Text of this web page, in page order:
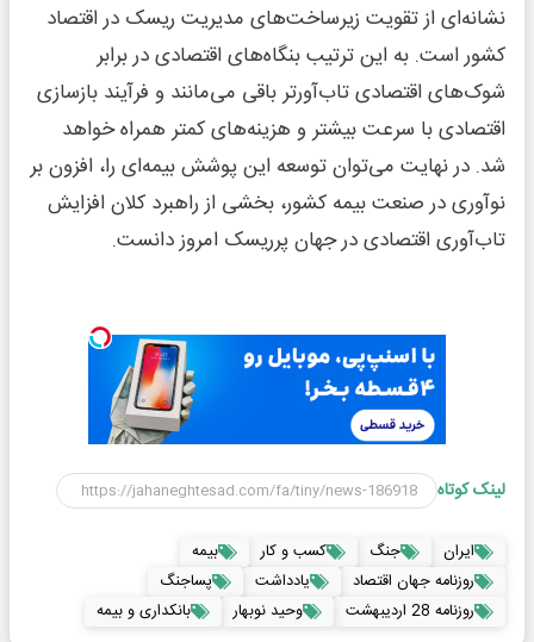
نشانه‌ای از تقویت زیرساخت‌های مدیریت ریسک در اقتصاد
کشور است. به این ترتیب بنگاه‌های اقتصادی در برابر
شوک‌های اقتصادی تاب‌آورتر باقی می‌مانند و فرآیند بازسازی
اقتصادی با سرعت بیشتر و هزینه‌های کمتر همراه خواهد
شد. در نهایت می‌توان توسعه این پوشش بیمه‌ای را، افزون بر
نوآوری در صنعت بیمه کشور، بخشی از راهبرد کلان افزایش
تاب‌آوری اقتصادی در جهان پرریسک امروز دانست.
لینک کوتاه
ایران جنگ کسب و کار
بیمه
روزنامه جهان اقتصاد
یادداشت
پساجنگ
روزنامه 28 اردیبهشت
وحید نوبهار بانکداری و بیمه